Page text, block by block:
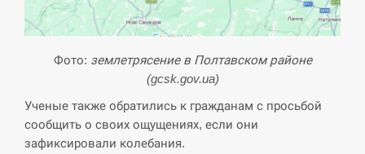
СЕРПЕНЬ
Силы обороны поразили российскую
переправу, склады и другие важные объекты…
СЕРПЕНЬ
Фото: землетрясение в Полтавском районе
(gcsk.gov.ua)
Ученые также обратились к гражданам с просьбой
сообщить о своих ощущениях, если они
зафиксировали колебания.